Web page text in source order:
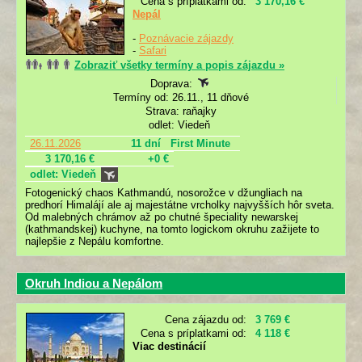
Nepál
- Poznávacie zájazdy
- Safari
Zobraziť všetky termíny a popis zájazdu »
Doprava:
Termíny od: 26.11., 11 dňové
Strava: raňajky
odlet: Viedeň
26.11.2026
11 dní
First Minute
3 170,16 €
+0 €
odlet: Viedeň
Fotogenický chaos Kathmandú, nosorožce v džungliach na
predhorí Himalájí ale aj majestátne vrcholky najvyšších hôr sveta.
Od malebných chrámov až po chutné špeciality newarskej
(kathmandskej) kuchyne, na tomto logickom okruhu zažijete to
najlepšie z Nepálu komfortne.
Okruh Indiou a Nepálom
Cena zájazdu od:
3 769 €
Cena s príplatkami od:
4 118 €
Viac destinácií